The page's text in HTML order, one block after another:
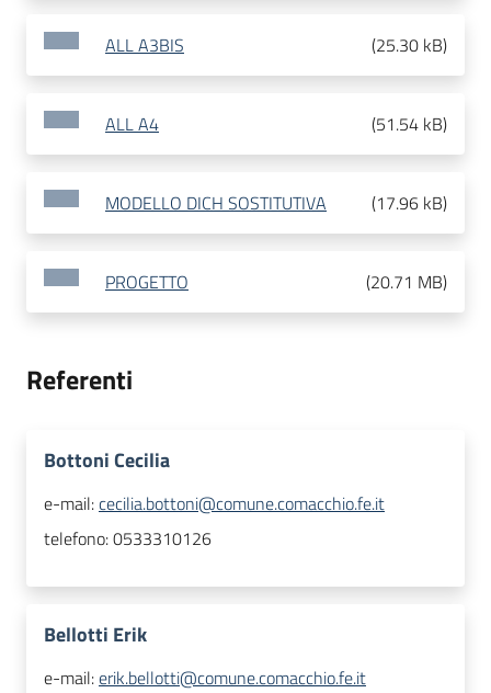
ALL A3BIS (25.30 kB)
ALL A4 (51.54 kB)
MODELLO DICH SOSTITUTIVA (17.96 kB)
PROGETTO (20.71 MB)
Referenti
Bottoni Cecilia
e-mail:cecilia.bottoni@comune.comacchio.fe.it
telefono:0533310126
Bellotti Erik
e-mail:erik.bellotti@comune.comacchio.fe.it